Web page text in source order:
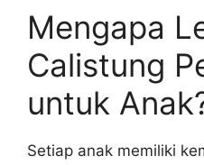
Mengapa
Calistung
untuk
Setiap anak memiliki